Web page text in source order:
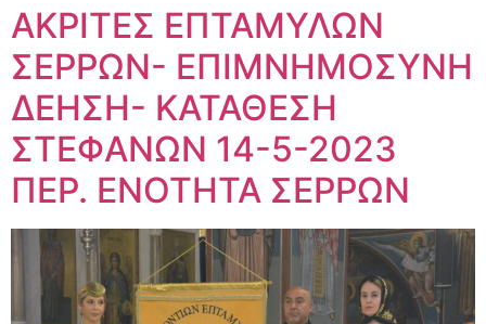
ΑΚΡΙΤΕΣ ΕΠΤΑΜΥΛΩΝ
ΣΕΡΡΩΝ- ΕΠΙΜΝΗΜΟΣΥΝΗ
ΔΕΗΣΗ- ΚΑΤΑΘΕΣΗ
ΣΤΕΦΑΝΩΝ 14-5-2023
ΠΕΡ. ΕΝΟΤΗΤΑ ΣΕΡΡΩΝ